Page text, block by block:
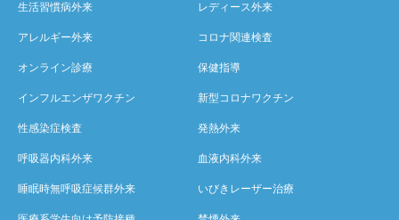
生活習慣病外来 レディース外来
アレルギー外来 コロナ関連検査
オンライン診療 保健指導
インフルエンザワクチン 新型コロナワクチン
性感染症検査 発熱外来
呼吸器内科外来 血液内科外来
睡眠時無呼吸症候群外来 いびきレーザー治療